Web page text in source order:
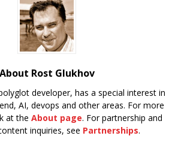
About Rost Glukhov
developer, has a special interest in
AI, devops and other areas. For more
at the About page. For partnership and
inquiries, see Partnerships.